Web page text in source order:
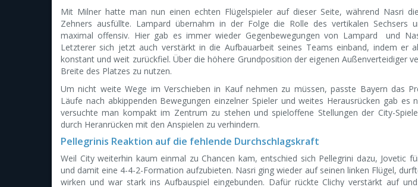
Mit Milner hatte man nun einen echten Flügelspieler auf dieser Seite, während Nasri
Zehners ausfüllte. Lampard übernahm in der Folge die Rolle des vertikalen Sechsers
maximal offensiv. Hier gab es immer wieder Gegenbewegungen von Lampard und
Letzterer sich jetzt auch verstärkt in die Aufbauarbeit seines Teams einband, indem er
konstant und weit zurückfiel. Über die höhere Grundposition der eigenen Außenverteidiger
Breite des Platzes zu nutzen.
Um nicht weite Wege im Verschieben in Kauf nehmen zu müssen, passte Bayern das
Läufe nach abkippenden Bewegungen einzelner Spieler und weites Herausrücken gab es
versuchte man kompakt im Zentrum zu stehen und spieloffene Stellungen der City-
durch Heranrücken mit den Anspielen zu verhindern.
Pellegrinis Reaktion auf die fehlende Durchschlagskraft
Weil City weiterhin kaum einmal zu Chancen kam, entschied sich Pellegrini dazu, Jovetic
und damit eine 4-4-2-Formation aufzubieten. Nasri ging wieder auf seinen linken Flügel,
wirken und war stark ins Aufbauspiel eingebunden. Dafür rückte Clichy verstärkt auf